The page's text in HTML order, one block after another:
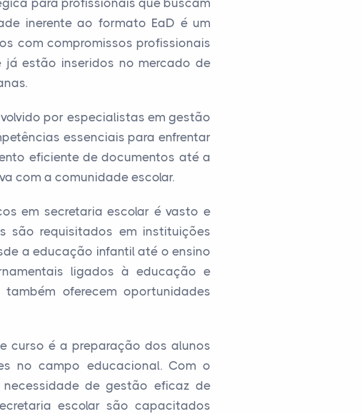
para profissionais que buscam
inerente ao formato EaD é um
com compromissos profissionais
já estão inseridos no mercado de
por especialistas em gestão
essenciais para enfrentar
eficiente de documentos até a
com a comunidade escolar.
em secretaria escolar é vasto e
são requisitados em instituições
a educação infantil até o ensino
ligados à educação e
oferecem oportunidades
curso é a preparação dos alunos
no campo educacional. Com o
de gestão eficaz de
escolar são capacitados